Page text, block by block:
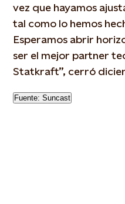
vez que hayamos
tal como lo hemos
Esperamos abrir
ser el mejor partner
Statkraft”, cerró
Fuente: Suncast